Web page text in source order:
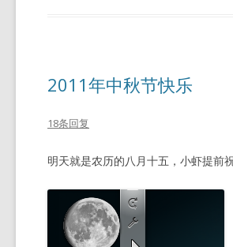
2011年中秋节快乐
18条回复
明天就是农历的八月十五，小虾提前